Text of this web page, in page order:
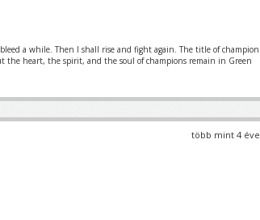
a while. Then I shall rise and fight again. The title of champion
the heart, the spirit, and the soul of champions remain in Green
több mint 4 éve